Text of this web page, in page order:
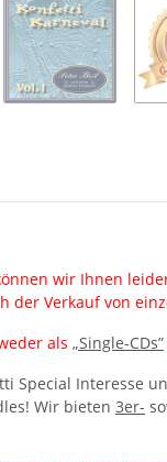
wir Ihnen
der Verkauf von
als „Single-CDs”
Special Interesse
Wir bieten 3er-